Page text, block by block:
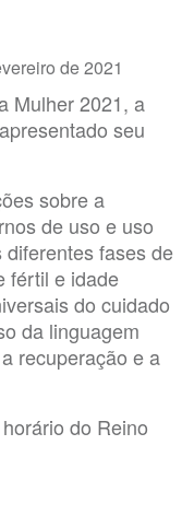
de 2021
Mulher 2021, a
seu
sobre a
de uso e uso
fases de
fértil e idade
do cuidado
da linguagem
recuperação e a
do Reino